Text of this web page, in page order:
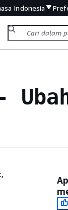
Indonesia